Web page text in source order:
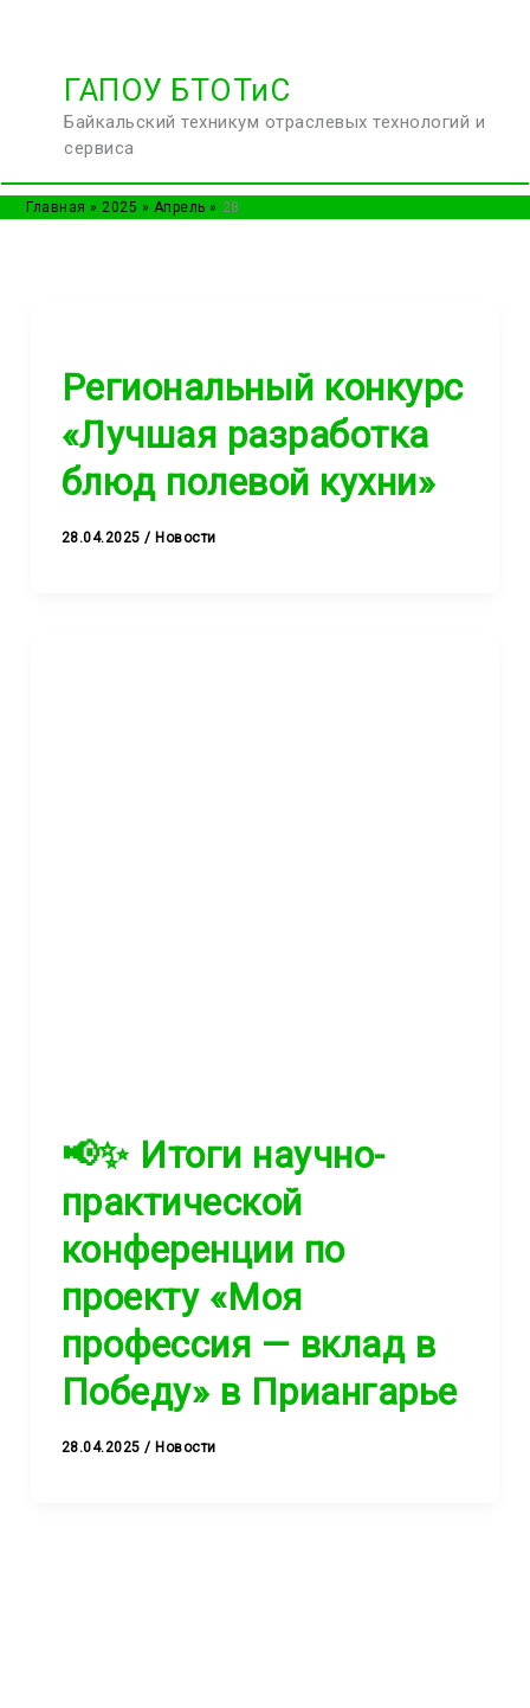
содержимому
ГАПОУ БТОТиС
Байкальский техникум отраслевых технологий и
сервиса
Главная 2025 Апрель 28
Региональный конкурс
«Лучшая разработка
блюд полевой кухни»
28.04.2025/ Новости
📢✨ Итоги научно-
практической
конференции по
проекту «Моя
профессия — вклад в
Победу» в Приангарье
28.04.2025/ Новости